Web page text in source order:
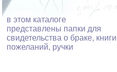
в этом каталоге
представлены папки для
свидетельства о браке, книги
пожеланий, ручки